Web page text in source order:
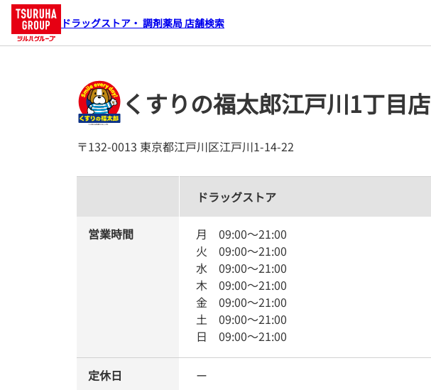
ドラッグストア・ 調剤薬局 店舗検索
くすりの福太郎江戸川1丁目店
〒132-0013 東京都江戸川区江戸川1-14-22
ドラッグストア
営業時間 月 09:00～21:00
火 09:00～21:00
水 09:00～21:00
木 09:00～21:00
金 09:00～21:00
土 09:00～21:00
日 09:00～21:00
定休日 ー